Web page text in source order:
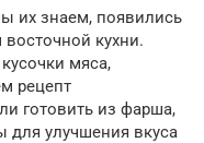
их знаем, появились
кухни.
мяса,
рецепт
готовить из фарша,
для улучшения вкуса